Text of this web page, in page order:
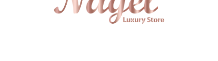
MARCAS DE ACRILICOS & GEL PINCELES (por tipos)